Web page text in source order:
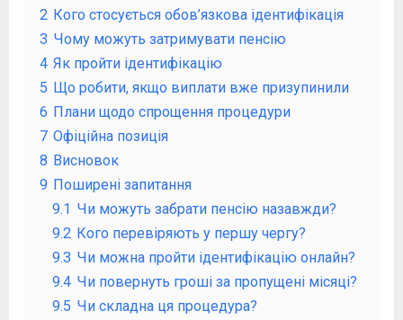
2 Кого стосується обов’язкова ідентифікація
3 Чому можуть затримувати пенсію
4 Як пройти ідентифікацію
5 Що робити, якщо виплати вже призупинили
6 Плани щодо спрощення процедури
7 Офіційна позиція
8 Висновок
9 Поширені запитання
9.1 Чи можуть забрати пенсію назавжди?
9.2 Кого перевіряють у першу чергу?
9.3 Чи можна пройти ідентифікацію онлайн?
9.4 Чи повернуть гроші за пропущені місяці?
9.5 Чи складна ця процедура?